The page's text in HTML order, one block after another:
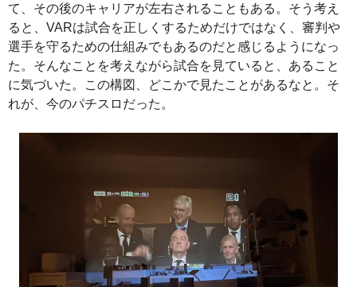
て、その後のキャリアが左右されることもある。そう考え
ると、VARは試合を正しくするためだけではなく、審判や
選手を守るための仕組みでもあるのだと感じるようになっ
た。そんなことを考えながら試合を見ていると、あること
に気づいた。この構図、どこかで見たことがあるなと。そ
れが、今のパチスロだった。